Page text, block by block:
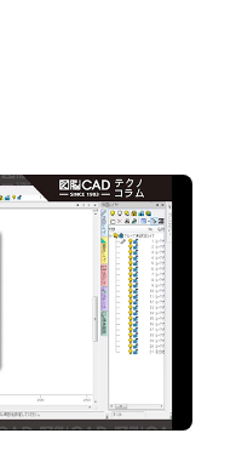
『ダイナミックガイ